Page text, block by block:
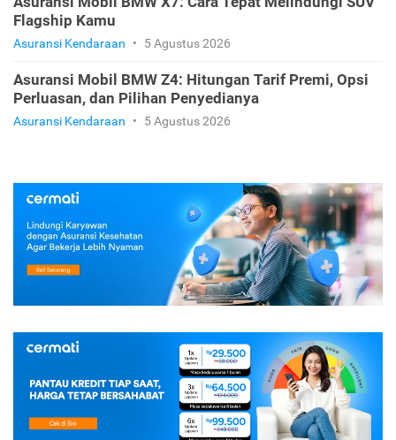
Flagship Kamu
Asuransi Kendaraan • 5 Agustus 2026
Asuransi Mobil BMW Z4: Hitungan Tarif Premi, Opsi
Perluasan, dan Pilihan Penyedianya
Asuransi Kendaraan • 5 Agustus 2026